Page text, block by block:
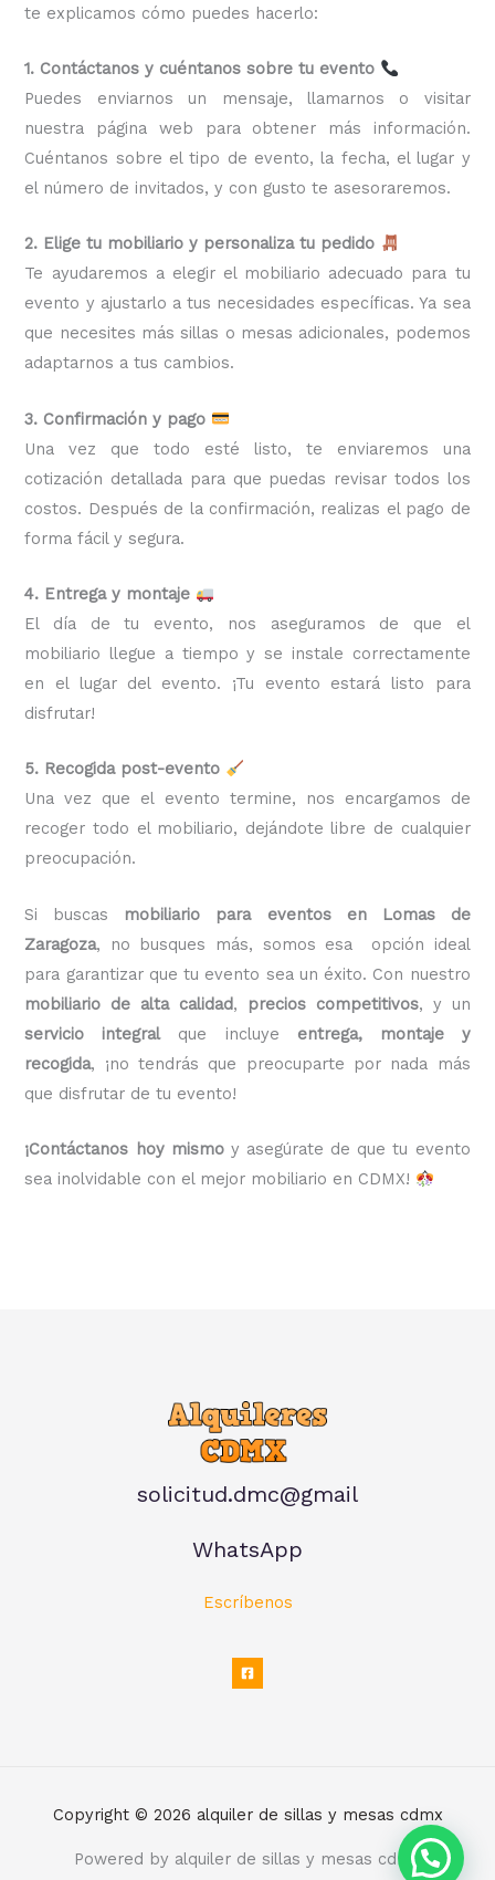
te explicamos cómo puedes hacerlo:
1. Contáctanos y cuéntanos sobre tu evento
Puedes enviarnos un mensaje, llamarnos o visitar
nuestra página web para obtener más información.
Cuéntanos sobre el tipo de evento, la fecha, el lugar y
el número de invitados, y con gusto te asesoraremos.
2. Elige tu mobiliario y personaliza tu pedido
Te ayudaremos a elegir el mobiliario adecuado para tu
evento y ajustarlo a tus necesidades específicas. Ya sea
que necesites más sillas o mesas adicionales, podemos
adaptarnos a tus cambios.
3. Confirmación y pago
Una vez que todo esté listo, te enviaremos una
cotización detallada para que puedas revisar todos los
costos. Después de la confirmación, realizas el pago de
forma fácil y segura.
4. Entrega y montaje
El día de tu evento, nos aseguramos de que el
mobiliario llegue a tiempo y se instale correctamente
en el lugar del evento. ¡Tu evento estará listo para
disfrutar!
5. Recogida post-evento
Una vez que el evento termine, nos encargamos de
recoger todo el mobiliario, dejándote libre de cualquier
preocupación.
Si buscas mobiliario para eventos en Lomas de
Zaragoza, no busques más, somos esa opción ideal
para garantizar que tu evento sea un éxito. Con nuestro
mobiliario de alta calidad, precios competitivos, y un
servicio integralque incluye entrega, montaje y
recogida, ¡no tendrás que preocuparte por nada más
que disfrutar de tu evento!
¡Contáctanos hoy mismoy asegúrate de que tu evento
sea inolvidable con el mejor mobiliario en CDMX!
solicitud.dmc@gmail
WhatsApp
Escríbenos
Copyright © 2026 alquiler de sillas y mesas cdmx
Powered by alquiler de sillas y mesas cdmx